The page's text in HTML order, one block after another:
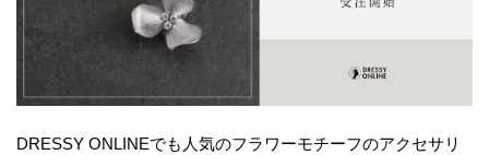
DRESSY ONLINEでも人気のフラワーモチーフのアクセサリ